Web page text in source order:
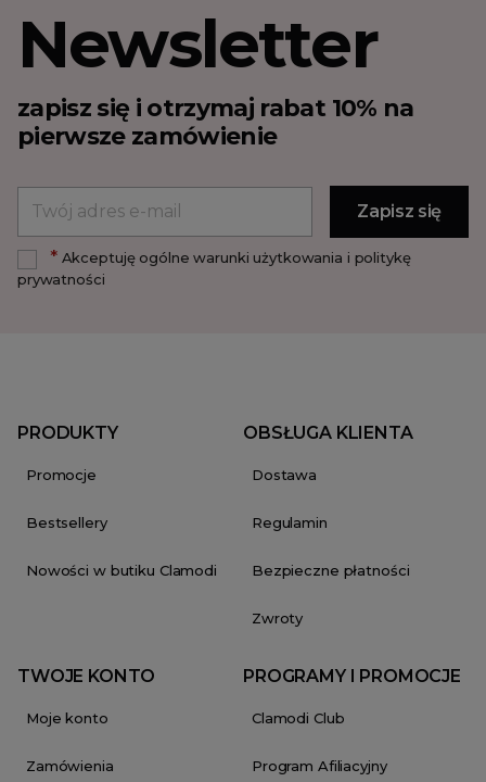
Newsletter
zapisz się i otrzymaj rabat 10% na
pierwsze zamówienie
*Akceptuję ogólne warunki użytkowania i politykę
prywatności
PRODUKTY
Promocje
Bestsellery
Nowości w butiku Clamodi
OBSŁUGA KLIENTA
Dostawa
Regulamin
Bezpieczne płatności
Zwroty
TWOJE KONTO
Moje konto
Zamówienia
PROGRAMY I PROMOCJE
Clamodi Club
Program Afiliacyjny